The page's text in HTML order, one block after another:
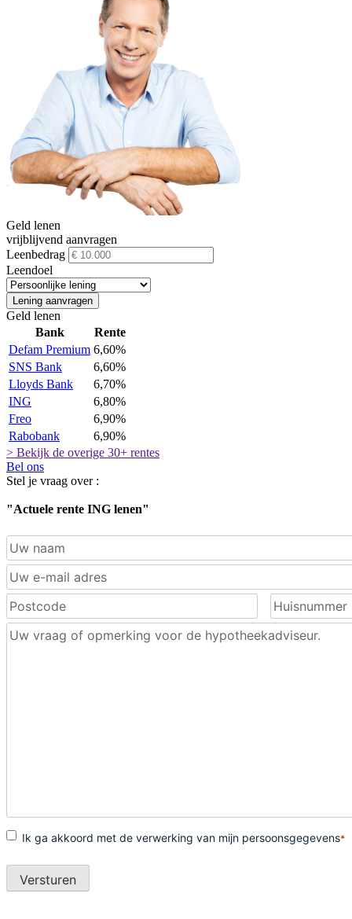
Geld lenen
vrijblijvend aanvragen
Leenbedrag
Leendoel
Lening aanvragen
Geld lenen
Bank
Rente
Defam Premium 6,60%
SNS Bank
6,60%
Lloyds Bank
6,70%
ING
6,80%
Freo
6,90%
Rabobank
6,90%
> Bekijk de overige 30+ rentes
Bel ons
Stel je vraag over :
"Actuele rente ING lenen"